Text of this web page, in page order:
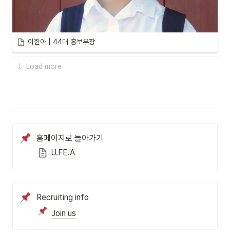
이한아 | 44대 홍보부장
Load more
홈페이지로 돌아가기
U.FE.A
Recruiting info
Join us